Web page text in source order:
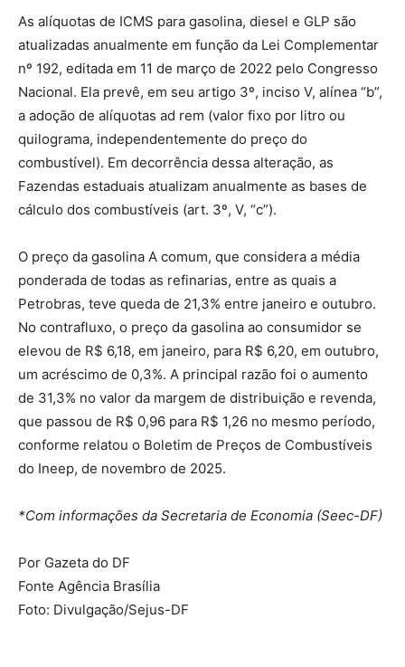
As alíquotas de ICMS para gasolina, diesel e GLP são
atualizadas anualmente em função da Lei Complementar
nº 192, editada em 11 de março de 2022 pelo Congresso
Nacional. Ela prevê, em seu artigo 3º, inciso V, alínea “b”,
a adoção de alíquotas ad rem (valor fixo por litro ou
quilograma, independentemente do preço do
combustível). Em decorrência dessa alteração, as
Fazendas estaduais atualizam anualmente as bases de
cálculo dos combustíveis (art. 3º, V, “c”).
O preço da gasolina A comum, que considera a média
ponderada de todas as refinarias, entre as quais a
Petrobras, teve queda de 21,3% entre janeiro e outubro.
No contrafluxo, o preço da gasolina ao consumidor se
elevou de R$ 6,18, em janeiro, para R$ 6,20, em outubro,
um acréscimo de 0,3%. A principal razão foi o aumento
de 31,3% no valor da margem de distribuição e revenda,
que passou de R$ 0,96 para R$ 1,26 no mesmo período,
conforme relatou o Boletim de Preços de Combustíveis
do Ineep, de novembro de 2025.
*Com informações da Secretaria de Economia (Seec-DF)
Por Gazeta do DF
Fonte Agência Brasília
Foto: Divulgação/Sejus-DF